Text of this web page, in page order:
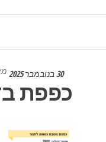
30 בנובמבר 2025
כפפת